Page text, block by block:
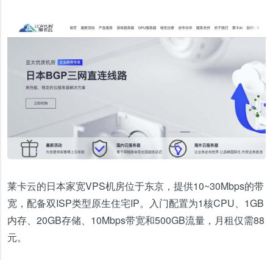
莱卡云的日本家宽VPS机房位于东京，提供10~30Mbps的带
宽，配备双ISP类型原生住宅IP。入门配置为1核CPU、1GB
内存、20GB存储、10Mbps带宽和500GB流量，月租仅需88
元。